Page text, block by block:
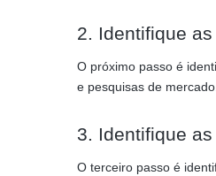
2. Identifique
O próximo passo é
e pesquisas de
3. Identifique
O terceiro passo é